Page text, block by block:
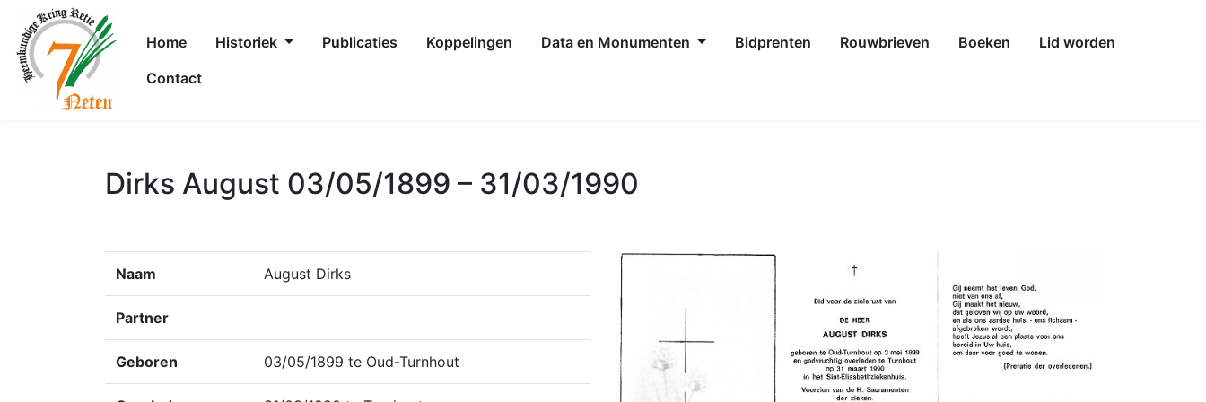
Home Historiek Publicaties Koppelingen Data en Monumenten Bidprenten Rouwbrieven Boeken
Lid worden
Contact
Dirks August 03/05/1899 – 31/03/1990
Naam August Dirks
Partner
Geboren 03/05/1899 te Oud-Turnhout